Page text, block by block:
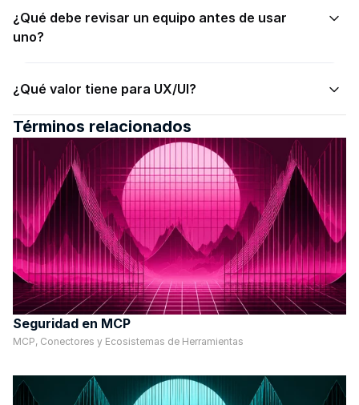
¿Qué debe revisar un equipo antes de usar
uno?
¿Qué valor tiene para UX/UI?
Términos relacionados
Seguridad en MCP
MCP, Conectores y Ecosistemas de Herramientas